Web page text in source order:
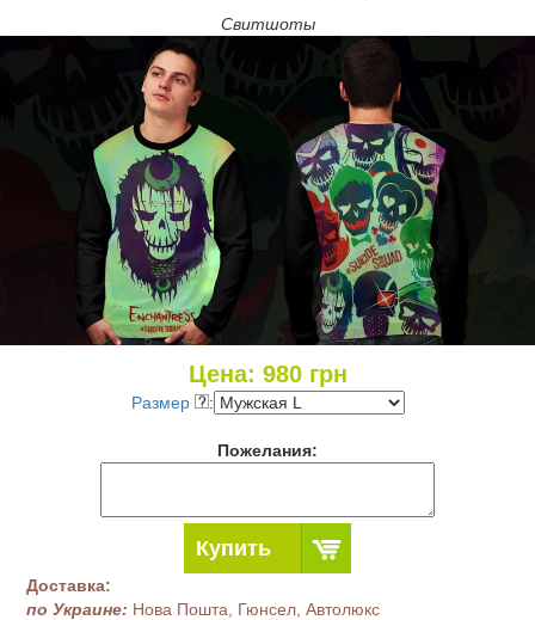
Свитшоты
Цена: 980грн
Размер :
Пожелания:
Купить
Доставка:
по Украине: Нова Пошта, Гюнсел, Автолюкс